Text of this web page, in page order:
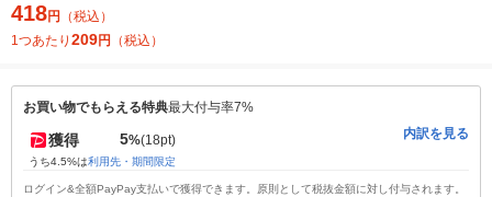
418円
（税込）
1つあたり 209円 （税込）
お買い物でもらえる特典最大付与率7%
獲得 5%(18pt)
うち4.5%は利用先・期間限定
内訳を見る
ログイン&全額PayPay支払いで獲得できます。原則として税抜金額に対し付与されます。